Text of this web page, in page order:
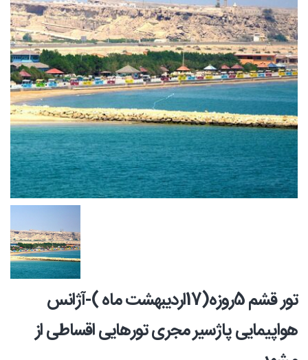
تور قشم 5روزه(17اردیبهشت ماه )-آژانس
هواپیمایی پاژسیر مجری تورهایی اقساطی از